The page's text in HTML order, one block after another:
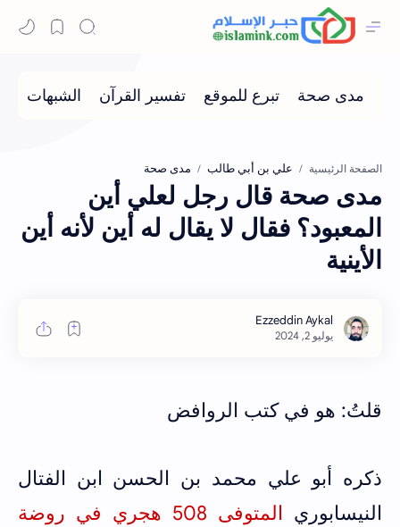
الصفحة الرئيسية علي بن أبي طالب مدى صحة
مدى صحة قال رجل لعلي أين
المعبود؟ فقال لا يقال له أين لأنه أين
الأينية
قلتُ: هو في كتب الروافض
ذكره أبو علي محمد بن الحسن ابن الفتال
النيسابوري
المتوفى 508 هجري في روضة